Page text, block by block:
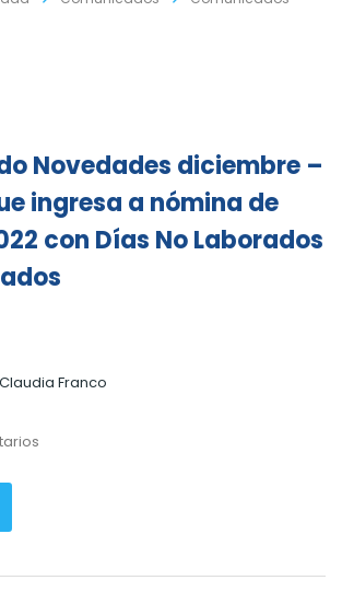
Novedades diciembre –
ingresa a nómina de
con Días No Laborados
Claudia Franco